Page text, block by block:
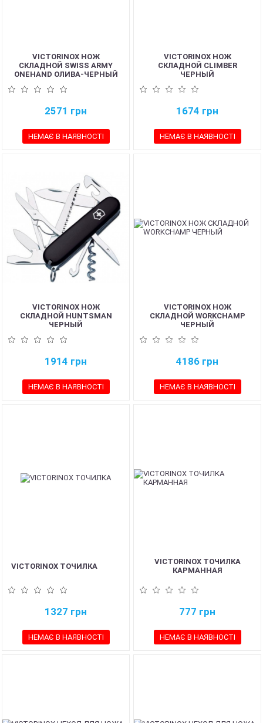
VICTORINOX НОЖ
СКЛАДНОЙ SWISS ARMY
ONEHAND ОЛИВА-ЧЕРНЫЙ
2571 грн
НЕМАЄ В НАЯВНОСТІ
VICTORINOX НОЖ
СКЛАДНОЙ CLIMBER
ЧЕРНЫЙ
1674 грн
НЕМАЄ В НАЯВНОСТІ
VICTORINOX НОЖ
СКЛАДНОЙ HUNTSMAN
ЧЕРНЫЙ
1914 грн
НЕМАЄ В НАЯВНОСТІ
VICTORINOX НОЖ
СКЛАДНОЙ WORKCHAMP
ЧЕРНЫЙ
4186 грн
НЕМАЄ В НАЯВНОСТІ
VICTORINOX ТОЧИЛКА
1327 грн
НЕМАЄ В НАЯВНОСТІ
VICTORINOX ТОЧИЛКА
КАРМАННАЯ
777 грн
НЕМАЄ В НАЯВНОСТІ